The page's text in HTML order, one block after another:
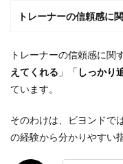
Q7.ビ
どん
な会
社で
す
8
全国
にあ
トレーナーの信頼感に
トレーナーの信頼感に関
えてくれる 」 「 しっかり
ています。
そのわけは、ビヨンドで
の経験から分かりやすい